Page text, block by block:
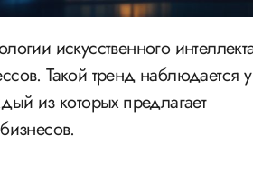
Такой тренд наблюдается у
из которых предлагает